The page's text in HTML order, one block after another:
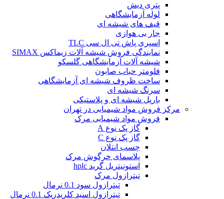
پتری دیش
لوله آزمایشگاهی
قیف های شیشه ای
جار بی هوازی
اسپری پاش تی ال سی TLC
نمایندگی فروش شیشه آلات زیماکس SIMAX
شیشه آلات آزمایشگاهی گلسکو
فلومتر حباب صابون
ساخت ظروف شیشه ای آزمایشگاهی
سرنگ شیشه ای
باریل شیشه ای و پلاستیکی
مرکز فروش مواد شیمیایی در تهران
فروش مواد شیمیایی مرک
گاز پک نوع A
گاز پک نوع C
چسب انتلان
پلاسمای خرگوش مرک
استونیتریل گرید hplc
تیترازول مرک
تیترازول سود 0.1 نرمال
تیترازول اسید کلریدریک 0.1 نرمال